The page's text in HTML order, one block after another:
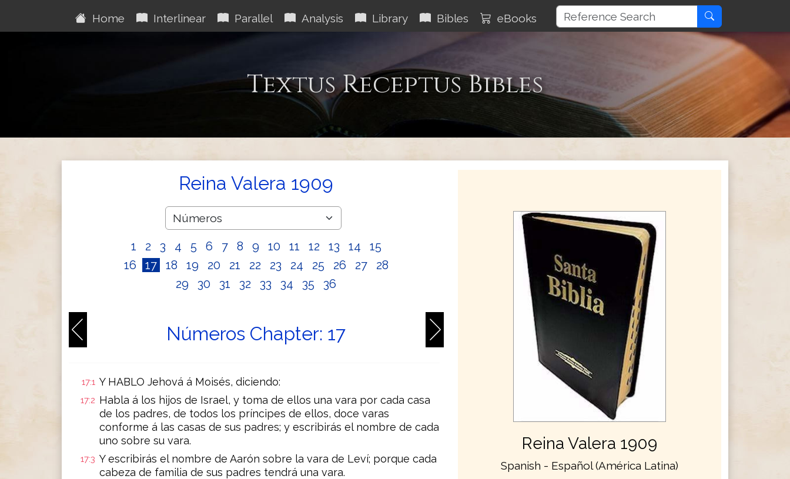
Home Interlinear Parallel Analysis Library Bibles eBooks
Textus Receptus Bibles
Reina Valera 1909
1 2 3 4 5 6 7 8 9 10 11 12 13 14
15
16
17 18 19 20 21 22 23 24 25 26 27
28
29
30 31 32 33 34 35 36
Números Chapter: 17
17:1 Y HABLO Jehová á Moisés, diciendo:
17:2 Habla á los hijos de Israel, y toma de ellos una vara por cada casa
de los padres, de todos los príncipes de ellos, doce varas
conforme á las casas de sus padres; y escribirás el nombre de cada
uno sobre su vara.
17:3 Y escribirás el nombre de Aarón sobre la vara de Leví; porque cada
cabeza de familia de sus padres tendrá una vara.
Reina Valera 1909
Spanish - Español (América Latina)